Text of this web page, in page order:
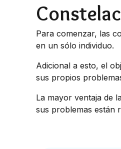
Para comenzar, las
en un sólo individuo.
Adicional a esto, el
sus propios
La mayor ventaja de
sus problemas están